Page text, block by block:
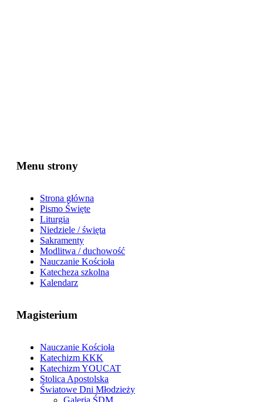
Menu strony
Strona główna
Pismo Święte
Liturgia
Niedziele / święta
Sakramenty
Modlitwa / duchowość
Nauczanie Kościoła
Katecheza szkolna
Kalendarz
Magisterium
Nauczanie Kościoła
Katechizm KKK
Katechizm YOUCAT
Stolica Apostolska
Światowe Dni Młodzieży
Galeria ŚDM